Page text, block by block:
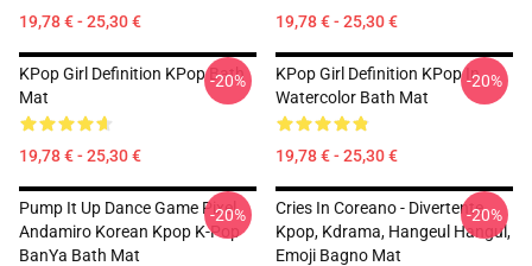
19,78 € - 25,30 € 19,78 € - 25,30 €
KPop Girl Definition KPop Bath
Mat
19,78 € - 25,30 €
-20%
KPop Girl Definition KPop In
Watercolor Bath Mat
19,78 € - 25,30 €
-20%
Pump It Up Dance Game Pixel
Andamiro Korean Kpop K-Pop
BanYa Bath Mat
-20%
Cries In Coreano - Divertente
Kpop, Kdrama, Hangeul Hangul,
Emoji Bagno Mat
-20%